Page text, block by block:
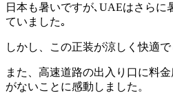
日本も暑いですが､UAEはさらに
ていました｡
しかし、この正装が涼しく快適で
また、高速道路の出入り口に料
がないことに感動しました。